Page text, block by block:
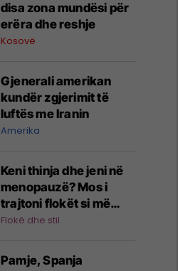
disa zona mundësi për
erëra dhe reshje
Kosovë
Gjenerali amerikan
kundër zgjerimit të
luftës me Iranin
Amerika
Keni thinja dhe jeni në
menopauzë? Mos i
trajtoni flokët si më
parë!
Flokë dhe stil
Pamje, Spanja